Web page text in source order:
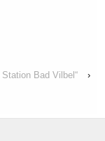
Bad Vilbel“ ›